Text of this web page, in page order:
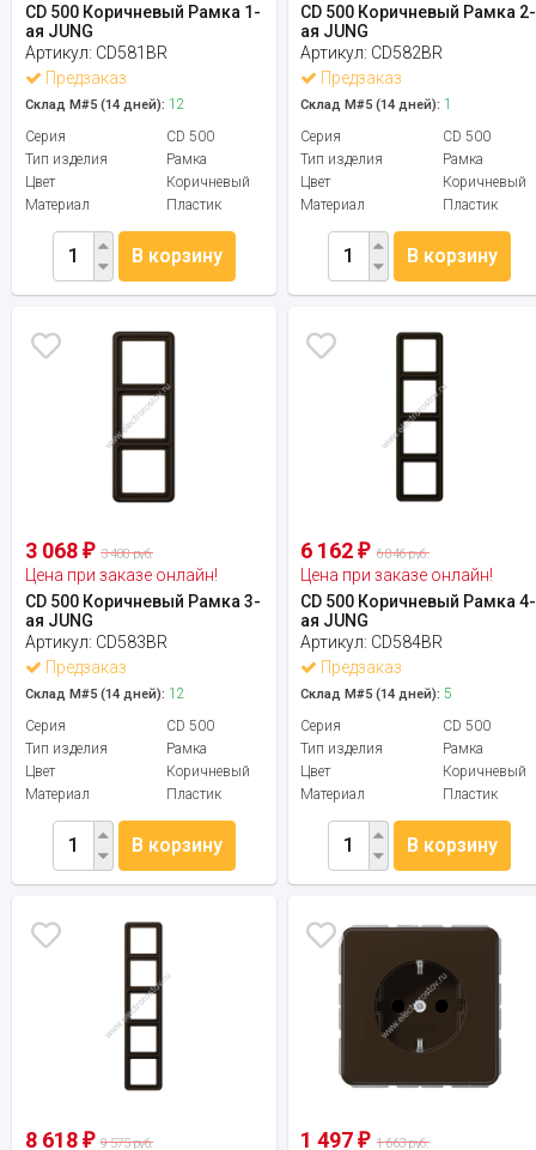
CD 500 Коричневый Рамка 1-
ая JUNG
Артикул: CD581BR
Предзаказ
Склад М#5 (14 дней): 12
Серия
CD 500
Тип изделия
Рамка
Цвет
Коричневый
Материал
Пластик
В корзину
CD 500 Коричневый Рамка 2-
ая JUNG
Артикул: CD582BR
Предзаказ
Склад М#5 (14 дней): 1
Серия
CD 500
Тип изделия
Рамка
Цвет
Коричневый
Материал
Пластик
В корзину
3 068 ₽ 3 408 руб.
Цена при заказе онлайн!
CD 500 Коричневый Рамка 3-
ая JUNG
Артикул: CD583BR
Предзаказ
Склад М#5 (14 дней): 12
Серия
CD 500
Тип изделия
Рамка
Цвет
Коричневый
Материал
Пластик
В корзину
6 162₽ 6 846 руб.
Цена при заказе онлайн!
CD 500 Коричневый Рамка 4-
ая JUNG
Артикул: CD584BR
Предзаказ
Склад М#5 (14 дней): 5
Серия
CD 500
Тип изделия
Рамка
Цвет
Коричневый
Материал
Пластик
В корзину
8 618 ₽ 9 575 руб. 1 497₽ 1 663 руб.